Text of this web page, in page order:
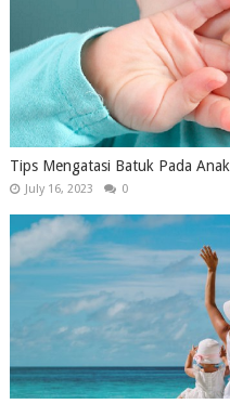
Tips Mengatasi Batuk Pada Anak
July 16, 2023 0